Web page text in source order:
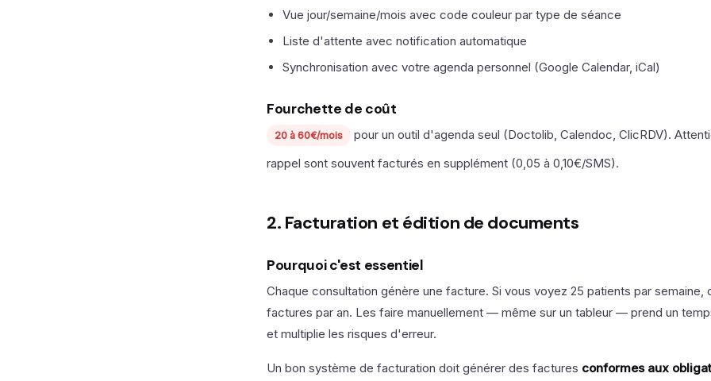
Vue jour/semaine/mois avec code couleur par type de séance
Liste d'attente avec notification automatique
Synchronisation avec votre agenda personnel (Google Calendar, iCal)
Fourchette de coût
20 à 60€/mois
pour un outil d'agenda seul (Doctolib, Calendoc, ClicRDV).
rappel sont souvent facturés en supplément (0,05 à 0,10€/SMS).
2. Facturation et édition de documents
Pourquoi c'est essentiel
Chaque consultation génère une facture. Si vous voyez 25 patients par semaine,
factures par an. Les faire manuellement — même sur un tableur — prend un
et multiplie les risques d'erreur.
Un bon système de facturation doit générer des factures conformes aux